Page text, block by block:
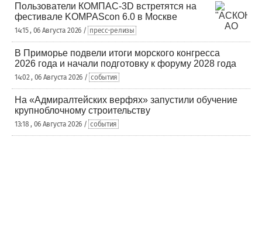
Пользователи КОМПАС-3D встретятся на
фестивале KOMPAScon 6.0 в Москве
14:15 , 06 Августа 2026 / пресс-релизы
В Приморье подвели итоги морского конгресса
2026 года и начали подготовку к форуму 2028 года
14:02 , 06 Августа 2026 / события
На «Адмиралтейских верфях» запустили обучение
крупноблочному строительству
13:18 , 06 Августа 2026 / события